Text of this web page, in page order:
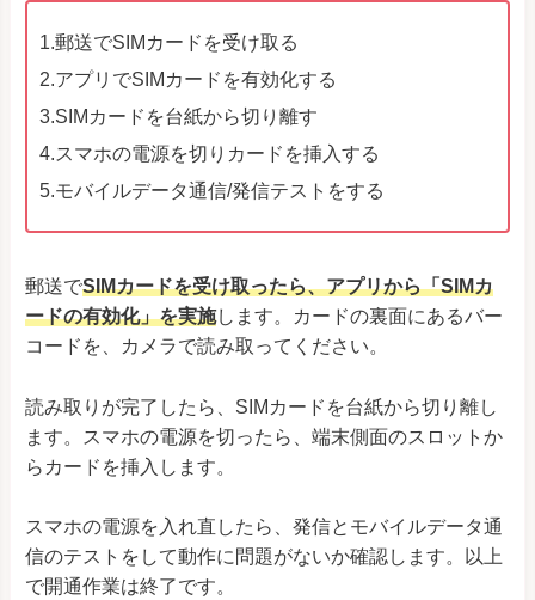
1.郵送でSIMカードを受け取る
2.アプリでSIMカードを有効化する
3.SIMカードを台紙から切り離す
4.スマホの電源を切りカードを挿入する
5.モバイルデータ通信/発信テストをする
郵送でSIMカードを受け取ったら、アプリから「SIMカ
ードの有効化」を実施します。カードの裏面にあるバー
コードを、カメラで読み取ってください。
読み取りが完了したら、SIMカードを台紙から切り離し
ます。スマホの電源を切ったら、端末側面のスロットか
らカードを挿入します。
スマホの電源を入れ直したら、発信とモバイルデータ通
信のテストをして動作に問題がないか確認します。以上
で開通作業は終了です。